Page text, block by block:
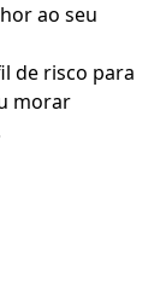
ao seu
de risco para
morar